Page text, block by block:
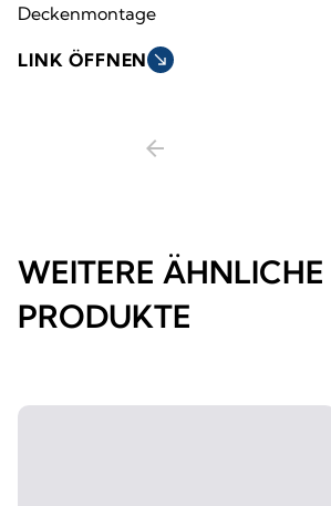
Deckenmontage
LINK ÖFFNEN south_east
arrow_back
WEITERE ÄHNLICHE
PRODUKTE